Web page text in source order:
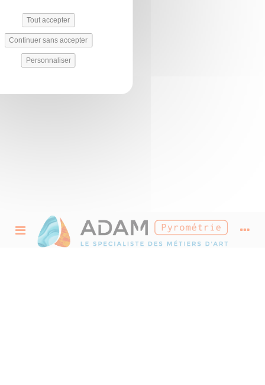
Tout accepter
Continuer sans accepter
Personnaliser